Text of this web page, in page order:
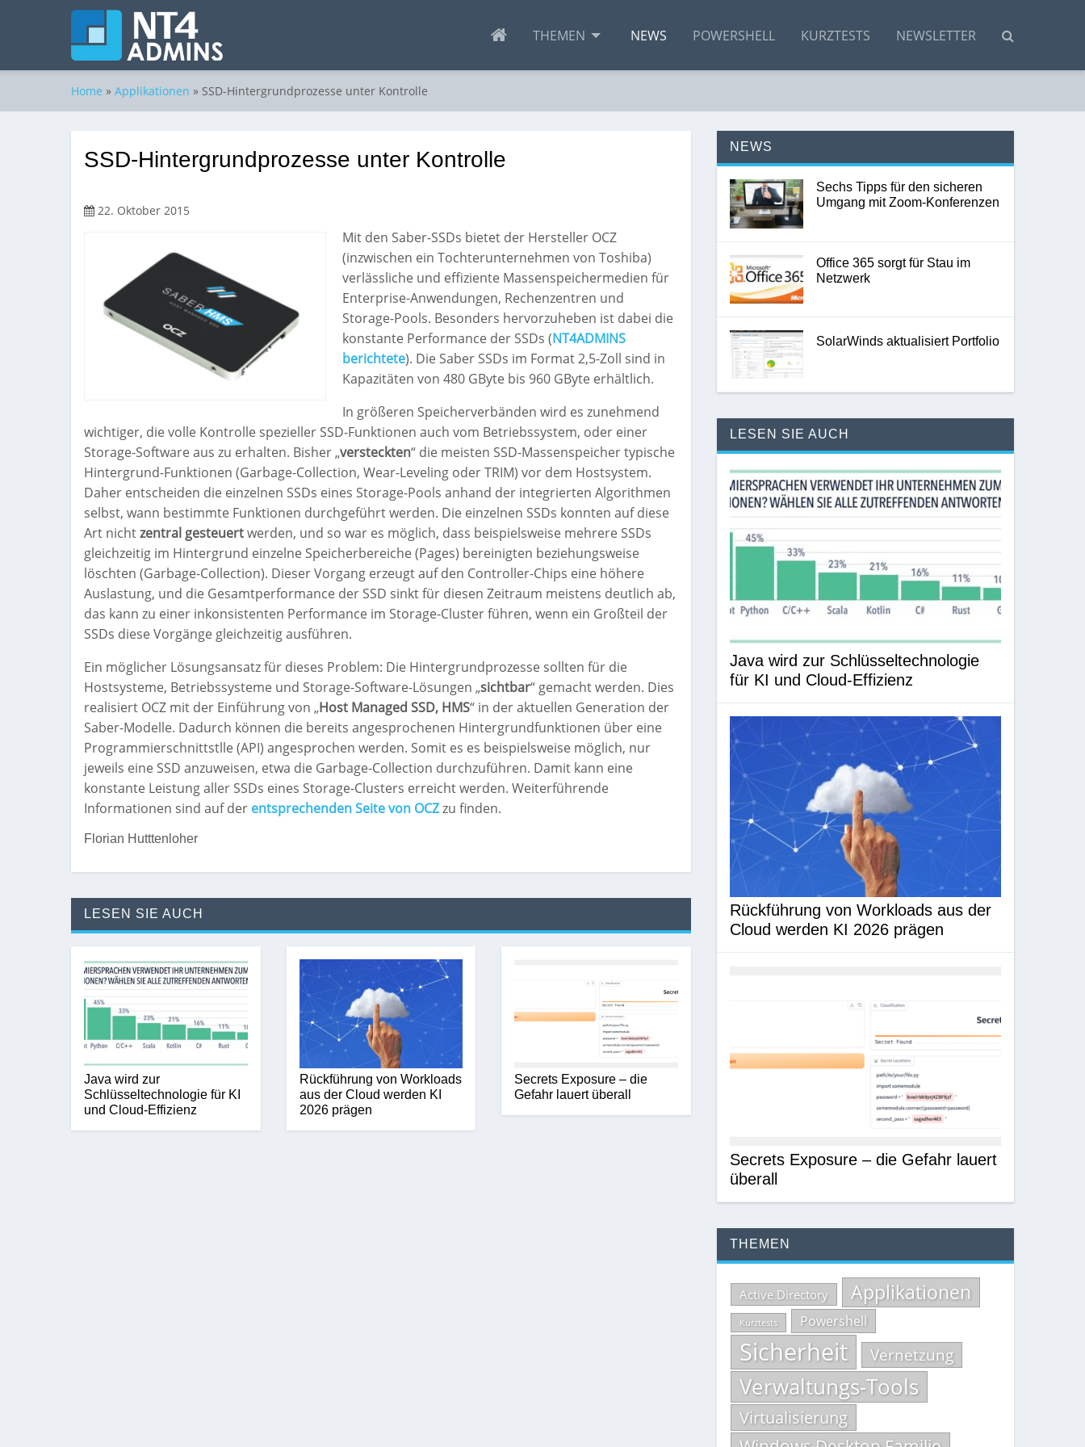
THEMEN NEWS POWERSHELL KURZTESTS NEWSLETTER
Home » Applikationen » SSD-Hintergrundprozesse unter Kontrolle
SSD-Hintergrundprozesse unter Kontrolle
22. Oktober 2015
Mit den Saber-SSDs bietet der Hersteller OCZ
(inzwischen ein Tochterunternehmen von Toshiba)
verlässliche und effiziente Massenspeichermedien für
Enterprise-Anwendungen, Rechenzentren und
Storage-Pools. Besonders hervorzuheben ist dabei die
konstante Performance der SSDs (NT4ADMINS
berichtete). Die Saber SSDs im Format 2,5-Zoll sind in
Kapazitäten von 480 GByte bis 960 GByte erhältlich.
In größeren Speicherverbänden wird es zunehmend
wichtiger, die volle Kontrolle spezieller SSD-Funktionen auch vom Betriebssystem, oder einer
Storage-Software aus zu erhalten. Bisher „versteckten“ die meisten SSD-Massenspeicher typische
Hintergrund-Funktionen (Garbage-Collection, Wear-Leveling oder TRIM) vor dem Hostsystem.
Daher entscheiden die einzelnen SSDs eines Storage-Pools anhand der integrierten Algorithmen
selbst, wann bestimmte Funktionen durchgeführt werden. Die einzelnen SSDs konnten auf diese
Art nichtzentral gesteuertwerden, und so war es möglich, dass beispielsweise mehrere SSDs
gleichzeitig im Hintergrund einzelne Speicherbereiche (Pages) bereinigten beziehungsweise
löschten (Garbage-Collection). Dieser Vorgang erzeugt auf den Controller-Chips eine höhere
Auslastung, und die Gesamtperformance der SSD sinkt für diesen Zeitraum meistens deutlich ab,
das kann zu einer inkonsistenten Performance im Storage-Cluster führen, wenn ein Großteil der
SSDs diese Vorgänge gleichzeitig ausführen.
Ein möglicher Lösungsansatz für dieses Problem: Die Hintergrundprozesse sollten für die
Hostsysteme, Betriebssysteme und Storage-Software-Lösungen „sichtbar“ gemacht werden. Dies
realisiert OCZ mit der Einführung von „Host Managed SSD, HMS“ in der aktuellen Generation der
Saber-Modelle. Dadurch können die bereits angesprochenen Hintergrundfunktionen über eine
Programmierschnittstlle (API) angesprochen werden. Somit es es beispielsweise möglich, nur
jeweils eine SSD anzuweisen, etwa die Garbage-Collection durchzuführen. Damit kann eine
konstante Leistung aller SSDs eines Storage-Clusters erreicht werden. Weiterführende
Informationen sind auf der entsprechenden Seite von OCZzu finden.
Florian Hutttenloher
LESEN SIE AUCH
Java wird zur
Schlüsseltechnologie für KI
und Cloud-Effizienz
Rückführung von Workloads
aus der Cloud werden KI
2026 prägen
Secrets Exposure – die
Gefahr lauert überall
NEWS
Sechs Tipps für den sicheren
Umgang mit Zoom-Konferenzen
Office 365 sorgt für Stau im
Netzwerk
SolarWinds aktualisiert Portfolio
LESEN SIE AUCH
Java wird zur Schlüsseltechnologie
für KI und Cloud-Effizienz
Rückführung von Workloads aus der
Cloud werden KI 2026 prägen
Secrets Exposure – die Gefahr lauert
überall
THEMEN
Active Directory Applikationen
Kurztests Powershell
Sicherheit Vernetzung
Verwaltungs-Tools
Virtualisierung